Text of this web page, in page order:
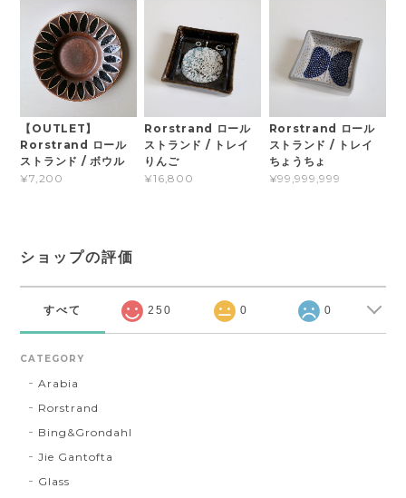
【OUTLET】
Rorstrand ロール
ストランド / ボウル
¥7,200
Rorstrand ロール
ストランド / トレイ
りんご
¥16,800
Rorstrand ロール
ストランド / トレイ
ちょうちょ
¥99,999,999
ショップの評価
すべて 250 0 0
CATEGORY
Arabia
Rorstrand
Bing&Grondahl
Jie Gantofta
Glass